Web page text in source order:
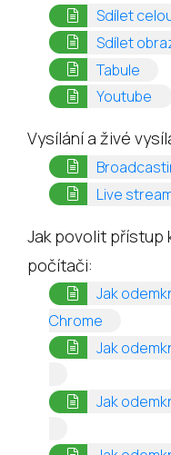
Sdílet
Sdílet
Tabule
Youtube
Vysílání a živé
Live
Jak povolit přístup
počítači:
Jak
Chrome
Jak
Jak